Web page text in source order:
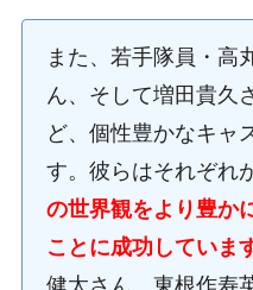
また、若手隊員・高
ん、そして増田貴久
ど、個性豊かなキャ
す。彼らはそれぞれ
の世界観をより豊か
ことに成功していま